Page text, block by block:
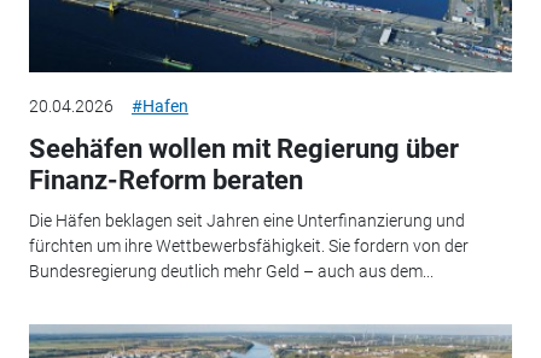
20.04.2026 #Hafen
Seehäfen wollen mit Regierung über
Finanz-Reform beraten
Die Häfen beklagen seit Jahren eine Unterfinanzierung und
fürchten um ihre Wettbewerbsfähigkeit. Sie fordern von der
Bundesregierung deutlich mehr Geld – auch aus dem...